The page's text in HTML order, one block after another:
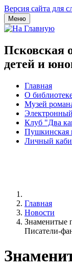
Версия сайта для
Меню
Псковская
детей и
Главная
О
Музей
Клуб "Два
Пушкинская
Личный
Главная
Новости
Знаменитые
Писатели-